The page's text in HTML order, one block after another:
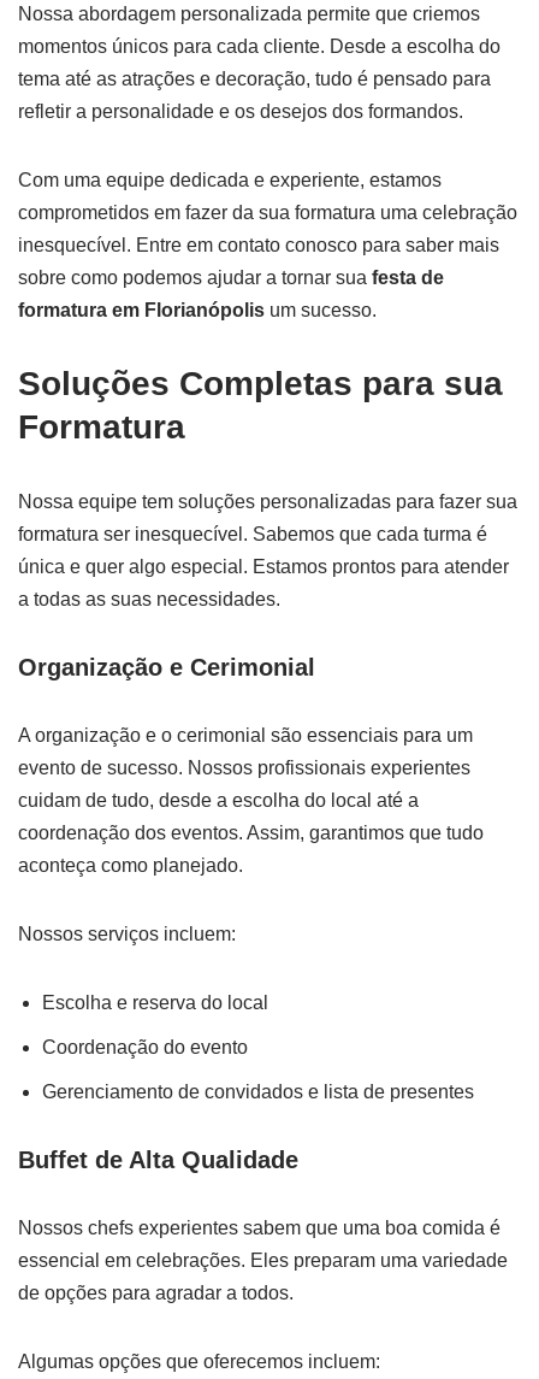
Nossa abordagem personalizada permite que criemos
momentos únicos para cada cliente. Desde a escolha do
tema até as atrações e decoração, tudo é pensado para
refletir a personalidade e os desejos dos formandos.
Com uma equipe dedicada e experiente, estamos
comprometidos em fazer da sua formatura uma celebração
inesquecível. Entre em contato conosco para saber mais
sobre como podemos ajudar a tornar sua festa de
formatura em Florianópolis um sucesso.
Soluções Completas para sua
Formatura
Nossa equipe tem soluções personalizadas para fazer sua
formatura ser inesquecível. Sabemos que cada turma é
única e quer algo especial. Estamos prontos para atender
a todas as suas necessidades.
Organização e Cerimonial
A organização e o cerimonial são essenciais para um
evento de sucesso. Nossos profissionais experientes
cuidam de tudo, desde a escolha do local até a
coordenação dos eventos. Assim, garantimos que tudo
aconteça como planejado.
Nossos serviços incluem:
Escolha e reserva do local
Coordenação do evento
Gerenciamento de convidados e lista de presentes
Buffet de Alta Qualidade
Nossos chefs experientes sabem que uma boa comida é
essencial em celebrações. Eles preparam uma variedade
de opções para agradar a todos.
Algumas opções que oferecemos incluem: